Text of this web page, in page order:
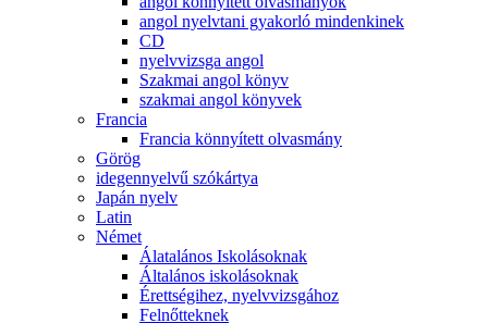
angol nyelvtani gyakorló mindenkinek
CD
nyelvvizsga angol
Szakmai angol könyv
szakmai angol könyvek
Francia
Francia könnyített olvasmány
Görög
idegennyelvű szókártya
Japán nyelv
Latin
Német
Álatalános Iskolásoknak
Általános iskolásoknak
Érettségihez, nyelvvizsgához
Felnőtteknek